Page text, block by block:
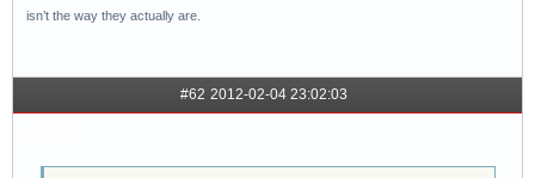
isn’t the way they actually are.
#62 2012-02-04 23:02:03